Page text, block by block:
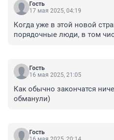
Гость
17 мая 2025, 04:19
Когда уже в этой новой
порядочные люди, в том
Гость
16 мая 2025, 21:05
Как обычно закончатся
обманули)
Гость